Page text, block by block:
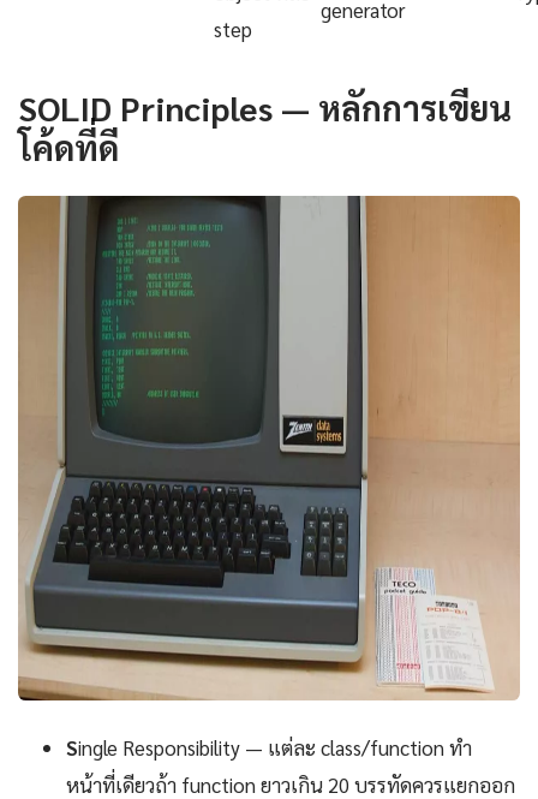
step
generator
SOLID Principles — หลักการเขียน
โค้ดที่ดี
Single Responsibility — แต่ละ class/function ทำ
หน้าที่เดียวถ้า function ยาวเกิน 20 บรรทัดควรแยกออก